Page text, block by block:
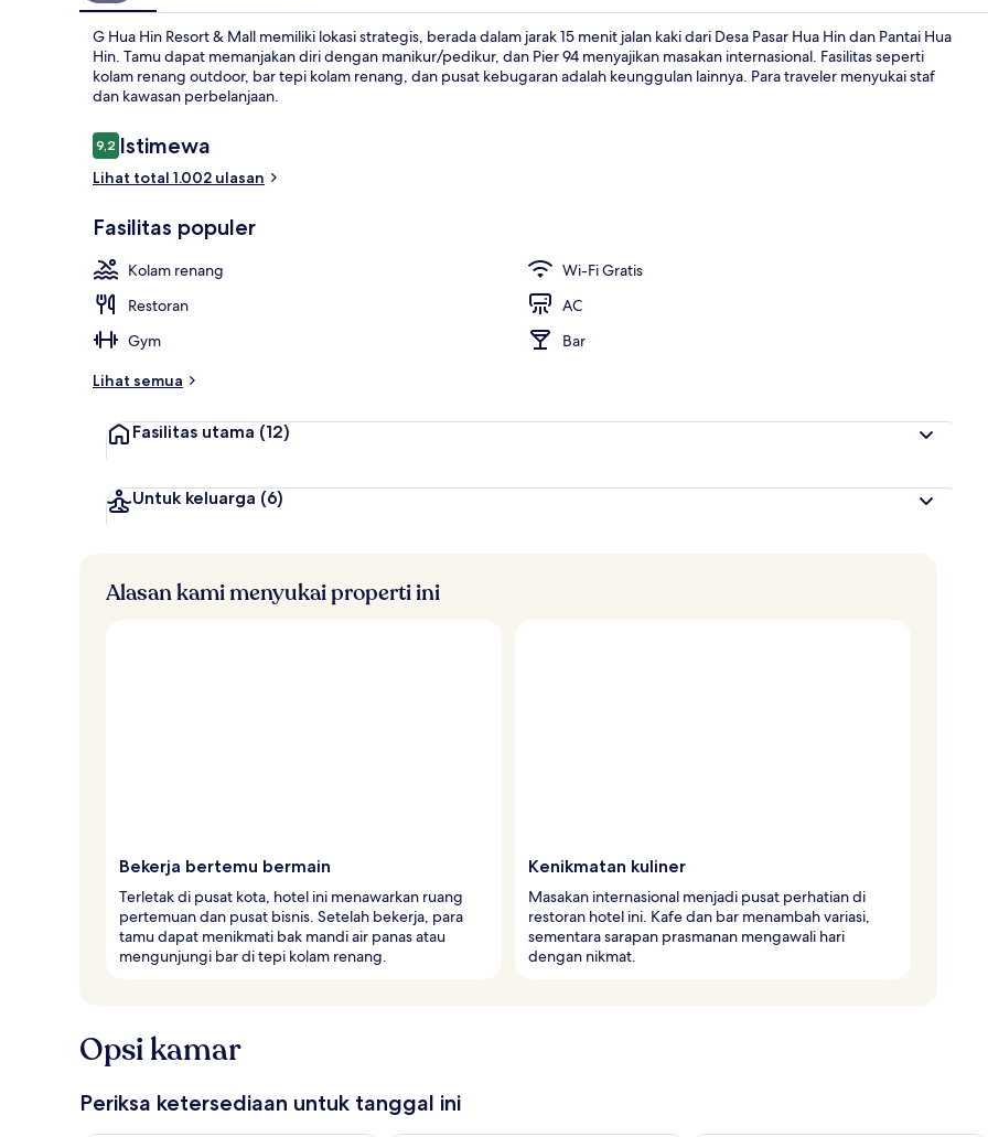
Jacuzzi
G Hua Hin Resort & Mall memiliki lokasi strategis, berada dalam jarak 15 menit jalan kaki dari Desa Pasar Hua Hin dan Pantai Hua
Hin. Tamu dapat memanjakan diri dengan manikur/pedikur, dan Pier 94 menyajikan masakan internasional. Fasilitas seperti
kolam renang outdoor, bar tepi kolam renang, dan pusat kebugaran adalah keunggulan lainnya. Para traveler menyukai staf
dan kawasan perbelanjaan.
Ulasan
9,29,2 dari 10
Istimewa
Lihat total 1.002 ulasan
Fasilitas populer
Kolam renang
Wi-Fi Gratis
Restoran
AC
Gym
Bar
Lihat semua
Fasilitas utama (12)
Untuk keluarga (6)
Alasan kami menyukai properti ini
Bekerja bertemu bermain
Terletak di pusat kota, hotel ini menawarkan ruang
pertemuan dan pusat bisnis. Setelah bekerja, para
tamu dapat menikmati bak mandi air panas atau
mengunjungi bar di tepi kolam renang.
Kenikmatan kuliner
Masakan internasional menjadi pusat perhatian di
restoran hotel ini. Kafe dan bar menambah variasi,
sementara sarapan prasmanan mengawali hari
dengan nikmat.
Opsi kamar
Periksa ketersediaan untuk tanggal ini